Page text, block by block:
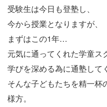
受験生は今日も登塾し、
今から授業となりますが、
まずはこの1年…
元気に通ってくれた学童ス
学びを深める為に通塾して
そんな子どもたちを精一杯
様方。